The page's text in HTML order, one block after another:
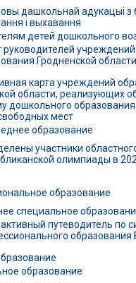
дашкольнай адукацыі з
і выхавання
детей дошкольного
руководителей
Гродненской области
карта учреждений
области, реализующих
дошкольного
мест
образование
участники
олимпиады в
образование
специальное
путеводитель по
образования
образование